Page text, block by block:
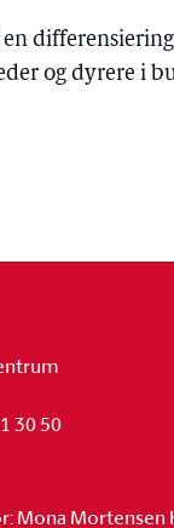
og dyrere i
30 50
Mona Mortensen